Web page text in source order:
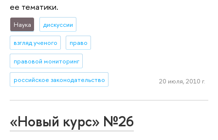
ее тематики.
Наука дискуссии
взгляд ученого право
правовой мониторинг
российское законодательство 20 июля, 2010 г.
«Новый курс» №26